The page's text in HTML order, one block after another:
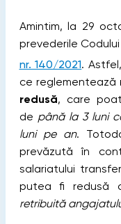
Amintim, la 29
prevederile
nr. 140/2021.
ce reglementează
redusă, care
de până la 3 luni
luni pe an.
prevăzută în
salariatului
putea fi redusă
retribuită